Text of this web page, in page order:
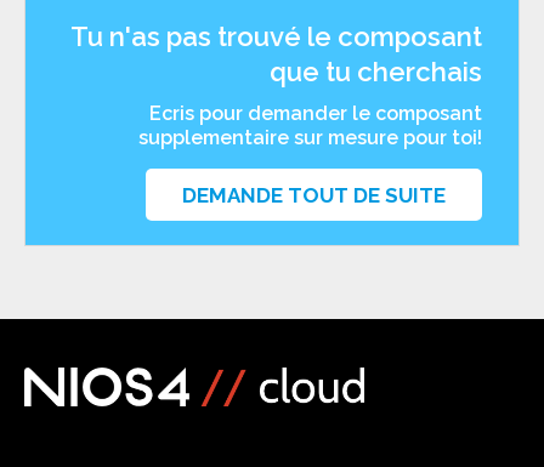
Tu n'as pas trouvé le composant
que tu cherchais
Ecris pour demander le composant
supplementaire sur mesure pour toi!
DEMANDE TOUT DE SUITE